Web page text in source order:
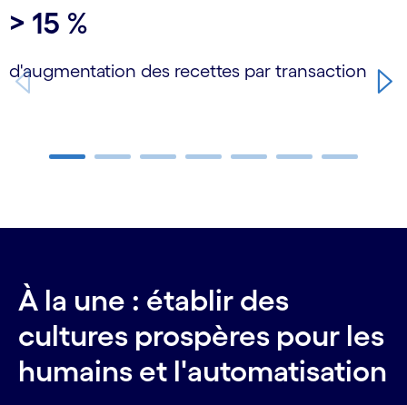
Carousel starts
> 15 %
d'augmentation des recettes par transaction
À la une : établir des
cultures prospères pour les
humains et l'automatisation